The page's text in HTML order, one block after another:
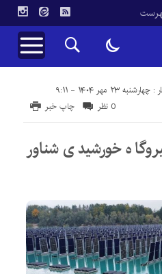
۲۳ مهر ۱۴۰۴ - ۹:۱۱
چاپ خبر 0 نظر
خورشیدی شناور